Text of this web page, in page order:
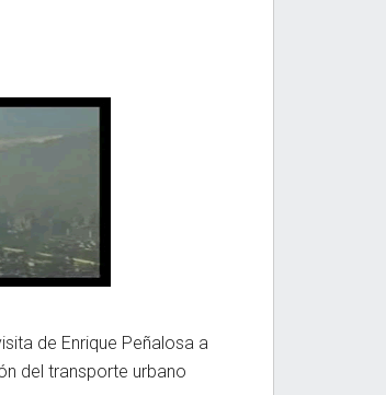
de Enrique Peñalosa a
del transporte urbano